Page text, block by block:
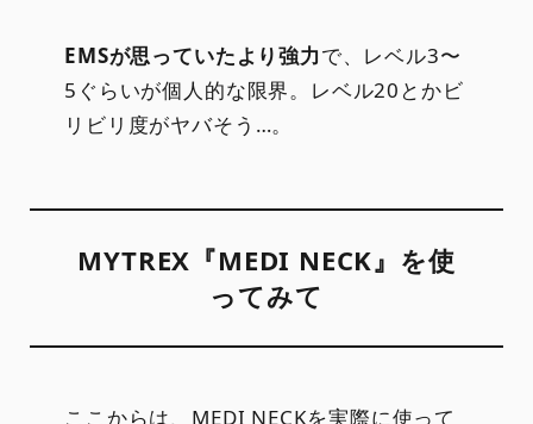
EMSが思っていたより強力で、レベル3〜
5ぐらいが個人的な限界。レベル20とかビ
リビリ度がヤバそう…。
MYTREX『MEDI NECK』を使
ってみて
ここからは、MEDI NECKを実際に使って